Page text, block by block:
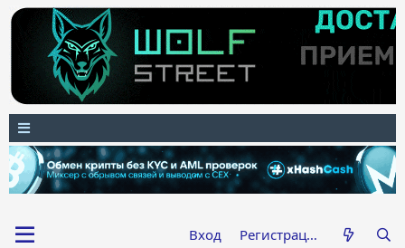
Вход Регистрация